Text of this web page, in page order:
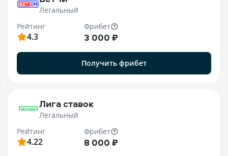
Легальный
Рейтинг
4.3
Фрибет
3 000 ₽
Получить фрибет
Лига ставок
Легальный
Рейтинг
4.22
Фрибет
8 000 ₽